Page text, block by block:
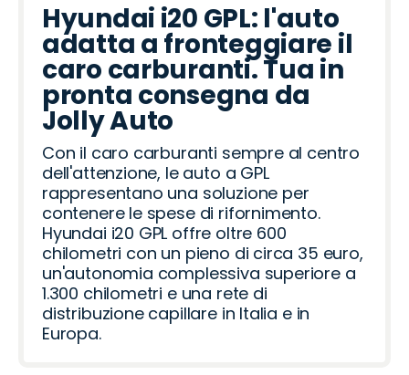
Hyundai i20 GPL: l'auto
adatta a fronteggiare il
caro carburanti. Tua in
pronta consegna da
Jolly Auto
Con il caro carburanti sempre al centro
dell'attenzione, le auto a GPL
rappresentano una soluzione per
contenere le spese di rifornimento.
Hyundai i20 GPL offre oltre 600
chilometri con un pieno di circa 35 euro,
un'autonomia complessiva superiore a
1.300 chilometri e una rete di
distribuzione capillare in Italia e in
Europa.